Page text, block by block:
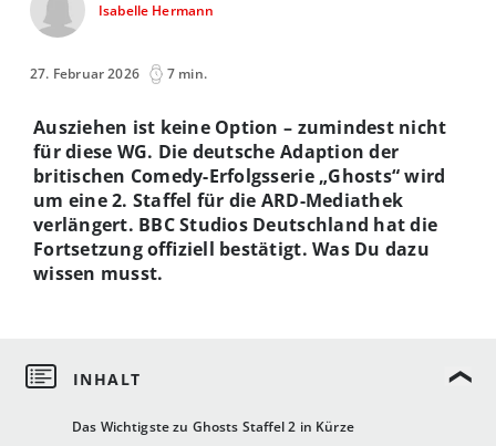
Isabelle Hermann
27. Februar 2026 7 min.
Das Wichtigste zu Ghosts Staffel 2 in Kürze
Ausziehen ist keine Option – zumindest nicht
für diese WG. Die deutsche Adaption der
britischen Comedy-Erfolgsserie „Ghosts“ wird
um eine 2. Staffel für die ARD-Mediathek
verlängert. BBC Studios Deutschland hat die
Fortsetzung offiziell bestätigt. Was Du dazu
wissen musst.